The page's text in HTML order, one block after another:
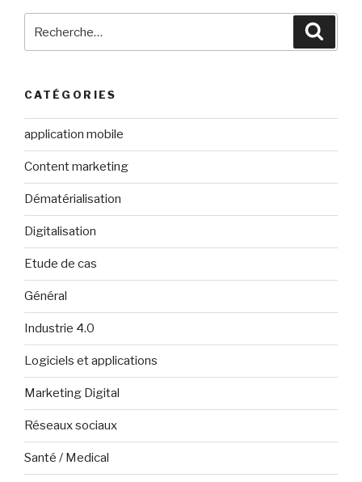
CATÉGORIES
application mobile
Content marketing
Dématérialisation
Digitalisation
Etude de cas
Général
Industrie 4.0
Logiciels et applications
Marketing Digital
Réseaux sociaux
Santé / Medical